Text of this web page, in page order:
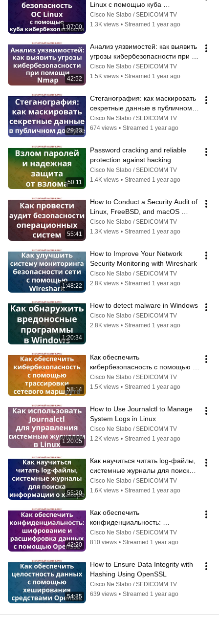
1:07:00
Linux с помощью куба
кибербезопасности
Cisco Ne Slabo / SEDICOMM TV
1.3K views • Streamed 1 year ago
42:52
Анализ уязвимостей: как выявить
угрозы кибербезопасности при
помощи Nmap
Cisco Ne Slabo / SEDICOMM TV
1.5K views • Streamed 1 year ago
29:23
Стеганография: как маскировать
секретные данные в публичном
доступе
Cisco Ne Slabo / SEDICOMM TV
674 views • Streamed 1 year ago
50:11
Password cracking and reliable
protection against hacking
Cisco Ne Slabo / SEDICOMM TV
1.4K views • Streamed 1 year ago
55:41
How to Conduct a Security Audit of
Linux, FreeBSD, and macOS
Operating Systems
Cisco Ne Slabo / SEDICOMM TV
1.3K views • Streamed 1 year ago
1:48:22
How to Improve Your Network
Security Monitoring with Wireshark
Cisco Ne Slabo / SEDICOMM TV
2.8K views • Streamed 1 year ago
1:20:34
How to detect malware in Windows
Cisco Ne Slabo / SEDICOMM TV
2.8K views • Streamed 1 year ago
58:14
Как обеспечить
кибербезопасность с помощью
трассировки сетевого маршрута
Cisco Ne Slabo / SEDICOMM TV
1.5K views • Streamed 1 year ago
1:20:05
How to Use Journalctl to Manage
System Logs in Linux
Cisco Ne Slabo / SEDICOMM TV
1.2K views • Streamed 1 year ago
55:20
Как научиться читать log-файлы,
системные журналы для поиска
информации о хакере
Cisco Ne Slabo / SEDICOMM TV
1.6K views • Streamed 1 year ago
42:20
Как обеспечить
конфиденциальность:
шифрование и расшифровка
данных с помощью OpenSSL
Cisco Ne Slabo / SEDICOMM TV
810 views • Streamed 1 year ago
54:35
How to Ensure Data Integrity with
Hashing Using OpenSSL
Cisco Ne Slabo / SEDICOMM TV
639 views • Streamed 1 year ago